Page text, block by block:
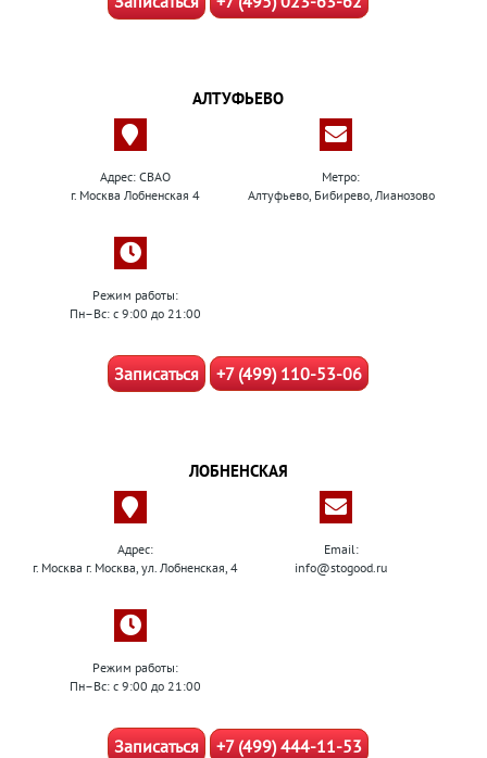
АЛТУФЬЕВО
Адрес: СВАО
г. Москва Лобненская 4
Метро:
Алтуфьево, Бибирево, Лианозово
Режим работы:
Пн–Вс: с 9:00 до 21:00
Записаться +7 (499) 110-53-06
ЛОБНЕНСКАЯ
Адрес:
г. Москва г. Москва, ул. Лобненская, 4
Email:
info@stogood.ru
Режим работы:
Пн–Вс: с 9:00 до 21:00
Записаться +7 (499) 444-11-53